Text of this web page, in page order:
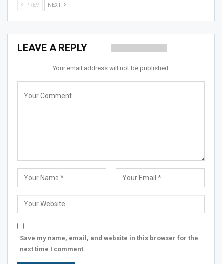
PREV NEXT
LEAVE A REPLY
Your email address will not be published.
Save my name, email, and website in this browser for the
next time I comment.